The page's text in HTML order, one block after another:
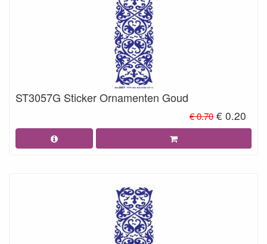
ST3057G Sticker Ornamenten Goud
€ 0.70 € 0.20